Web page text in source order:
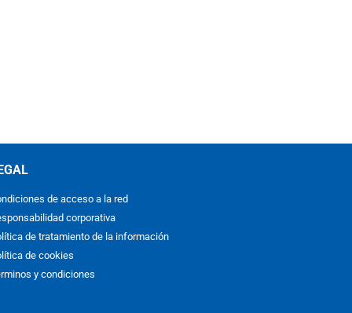
de acceso a la red
corporativa
de tratamiento de la información
de cookies
y condiciones